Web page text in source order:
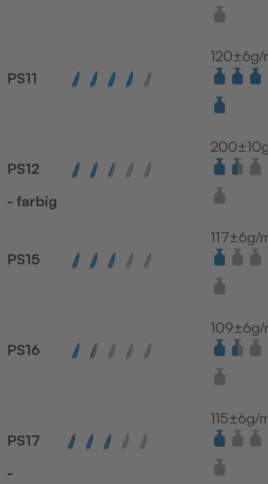
120±6g/
PS11
PS12
- farbig
117±6g/
PS15
109±6g/
PS16
115±6g/
PS17
-